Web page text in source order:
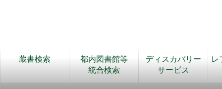
蔵書検索
都内図書館等
統合検索
ディスカバリー
サービス
レ